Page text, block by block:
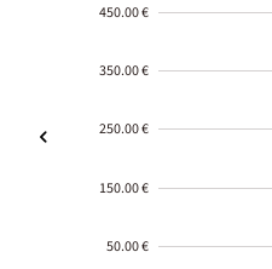
450.00 €
350.00 €
250.00 €
150.00 €
50.00 €